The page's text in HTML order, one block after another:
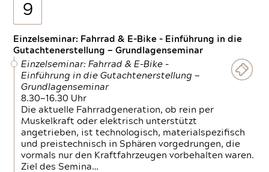
9
Einzelseminar: Fahrrad & E-Bike - Einführung in die
Gutachtenerstellung — Grundlagenseminar
Einzelseminar: Fahrrad & E-Bike -
Einführung in die Gutachtenerstellung —
Grundlagenseminar
8.30—16.30 Uhr
Die aktuelle Fahrradgeneration, ob rein per
Muskelkraft oder elektrisch unterstützt
angetrieben, ist technologisch, materialspezifisch
und preistechnisch in Sphären vorgedrungen, die
vormals nur den Kraftfahrzeugen vorbehalten waren.
Ziel des Semina…